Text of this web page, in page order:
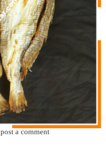
post a comment